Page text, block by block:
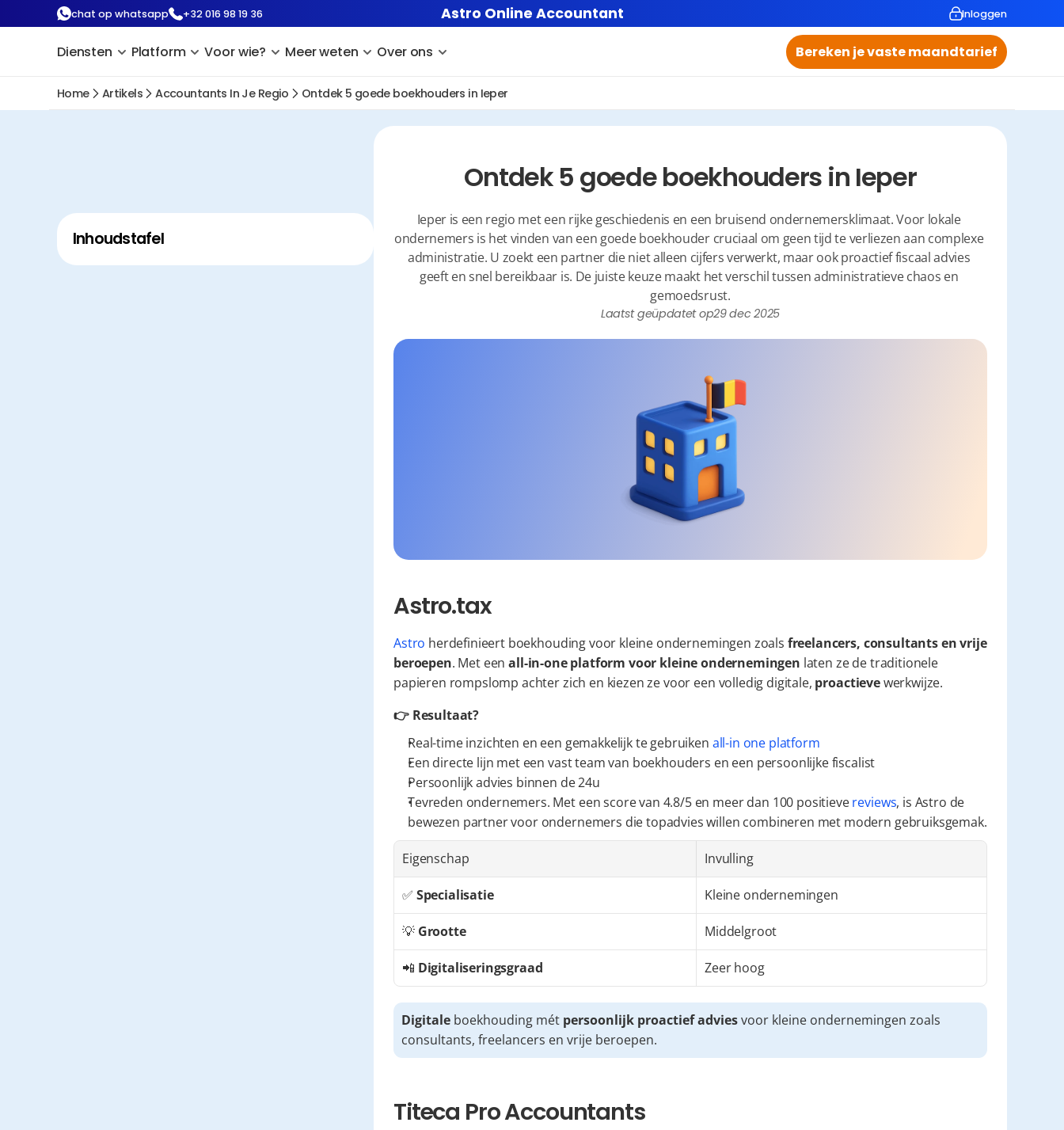
chat op whatsapp +32 016 98 19 36 Astro Online Accountant Inloggen
Diensten Platform Voor wie? Meer weten Over ons Bereken je vaste maandtarief
Home Artikels Accountants In Je Regio Ontdek 5 goede boekhouders in Ieper
Inhoudstafel
Ontdek 5 goede boekhouders in Ieper
Ieper is een regio met een rijke geschiedenis en een bruisend ondernemersklimaat. Voor lokale
ondernemers is het vinden van een goede boekhouder cruciaal om geen tijd te verliezen aan complexe
administratie. U zoekt een partner die niet alleen cijfers verwerkt, maar ook proactief fiscaal advies
geeft en snel bereikbaar is. De juiste keuze maakt het verschil tussen administratieve chaos en
gemoedsrust.
Laatst geüpdatet op29 dec 2025
Astro.tax
Astro herdefinieert boekhouding voor kleine ondernemingen zoals freelancers, consultants en vrije
beroepen. Met een all-in-one platform voor kleine ondernemingen laten ze de traditionele
papieren rompslomp achter zich en kiezen ze voor een volledig digitale, proactieve werkwijze.
👉 Resultaat?
Real-time inzichten en een gemakkelijk te gebruiken all-in one platform
Een directe lijn met een vast team van boekhouders en een persoonlijke fiscalist
Persoonlijk advies binnen de 24u
Tevreden ondernemers. Met een score van 4.8/5 en meer dan 100 positieve reviews, is Astro de
bewezen partner voor ondernemers die topadvies willen combineren met modern gebruiksgemak.
Eigenschap Invulling
✅ Specialisatie Kleine ondernemingen
💡 Grootte Middelgroot
📲 Digitaliseringsgraad Zeer hoog
Digitale boekhouding mét persoonlijk proactief advies voor kleine ondernemingen zoals
consultants, freelancers en vrije beroepen.
Titeca Pro Accountants